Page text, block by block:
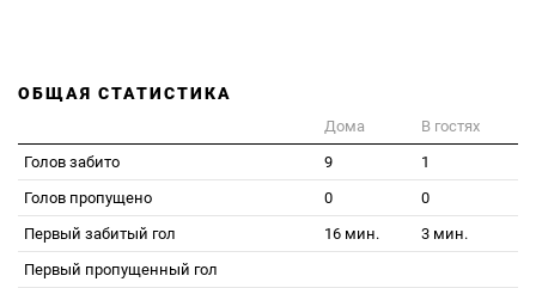
ОБЩАЯ СТАТИСТИКА
Дома
В гостях
Голов забито
9
1
Голов пропущено
0
0
Первый забитый гол
16 мин.
3 мин.
Первый пропущенный гол